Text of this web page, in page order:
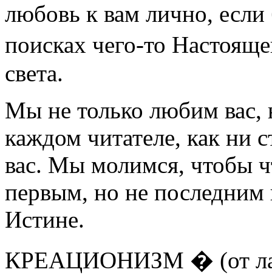
любовь к вам лично,
поисках чего-то
света.
Мы не только любим вас,
каждом читателе, как ни
вас. Мы молимся, чтобы
первым, но не
Истине.
КРЕАЦИОНИЗМ � (от